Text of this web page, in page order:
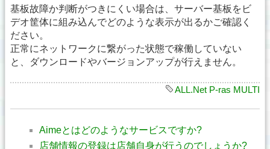
基板故障か判断がつきにくい場合は、サーバー基板をビ
デオ筐体に組み込んでどのような表示が出るかご確認く
ださい。
正常にネットワークに繋がった状態で稼働していない
と、ダウンロードやバージョンアップが行えません。
ALL.Net P-ras MULTI
Aimeとはどのようなサービスですか?
店舗情報の登録は店舗自身が行うのでしょうか?